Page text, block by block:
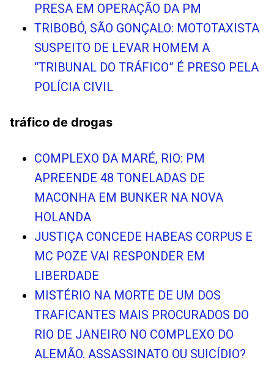
PRESA EM OPERAÇÃO DA PM
TRIBOBÓ, SÃO GONÇALO: MOTOTAXISTA
SUSPEITO DE LEVAR HOMEM A
“TRIBUNAL DO TRÁFICO” É PRESO PELA
POLÍCIA CIVIL
tráfico de drogas
COMPLEXO DA MARÉ, RIO: PM
APREENDE 48 TONELADAS DE
MACONHA EM BUNKER NA NOVA
HOLANDA
JUSTIÇA CONCEDE HABEAS CORPUS E
MC POZE VAI RESPONDER EM
LIBERDADE
MISTÉRIO NA MORTE DE UM DOS
TRAFICANTES MAIS PROCURADOS DO
RIO DE JANEIRO NO COMPLEXO DO
ALEMÃO. ASSASSINATO OU SUICÍDIO?